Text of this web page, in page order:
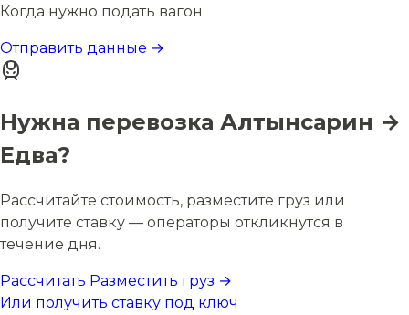
Когда нужно подать вагон
Отправить данные →
Нужна перевозка Алтынсарин →
Едва?
Рассчитайте стоимость, разместите груз или
получите ставку — операторы откликнутся в
течение дня.
Рассчитать Разместить груз →
Или получить ставку под ключ